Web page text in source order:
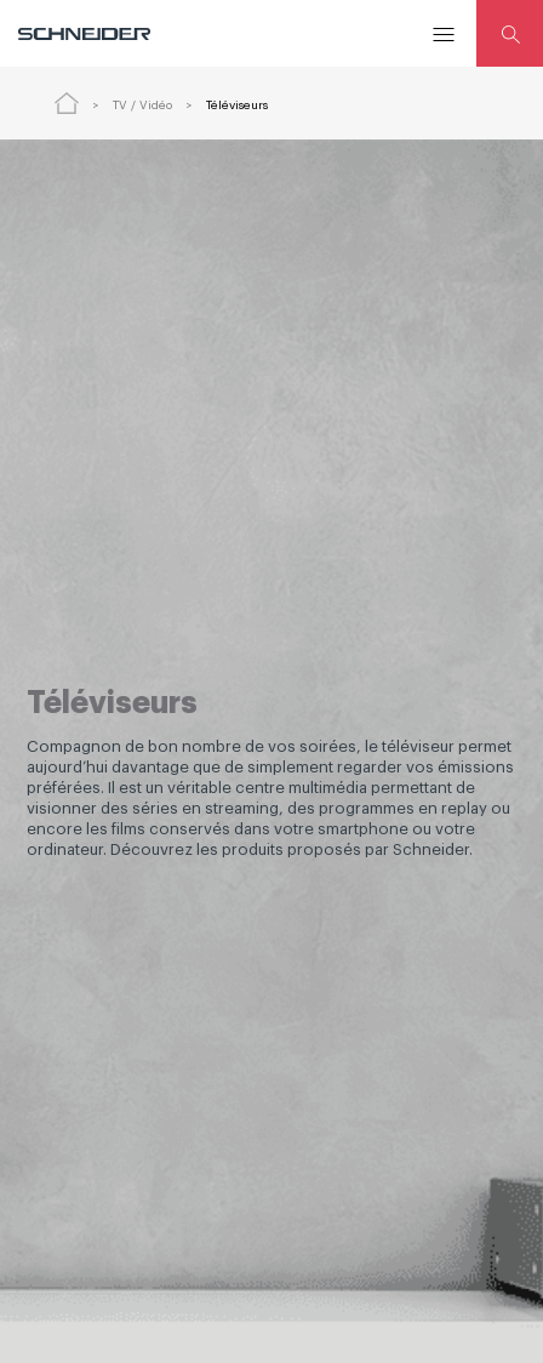
TV / Vidéo Téléviseurs
Téléviseurs
Compagnon de bon nombre de vos soirées, le téléviseur permet
aujourd’hui davantage que de simplement regarder vos émissions
préférées. Il est un véritable centre multimédia permettant de
visionner des séries en streaming, des programmes en replay ou
encore les films conservés dans votre smartphone ou votre
ordinateur. Découvrez les produits proposés par Schneider.